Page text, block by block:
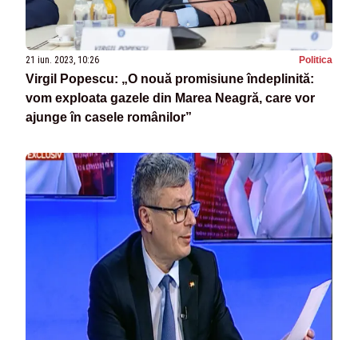
21 iun. 2023, 10:26 Politica
Virgil Popescu: „O nouă promisiune îndeplinită:
vom exploata gazele din Marea Neagră, care vor
ajunge în casele românilor”